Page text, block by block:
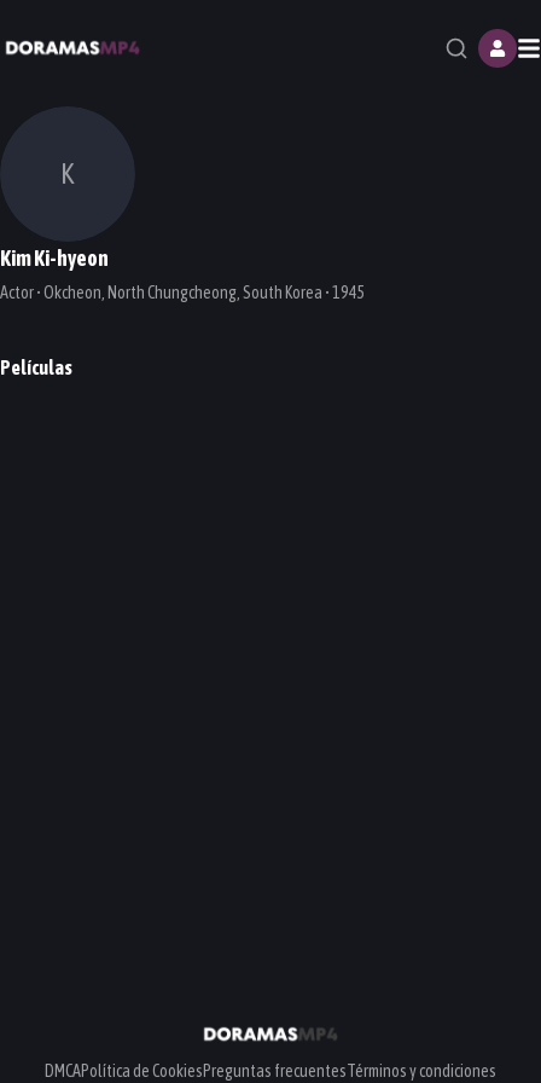
K
Kim Ki-hyeon
Actor • Okcheon, North Chungcheong, South Korea • 1945
Películas
Seducing Mr. Perfect
DMCAPolítica de CookiesPreguntas frecuentesTérminos y condiciones